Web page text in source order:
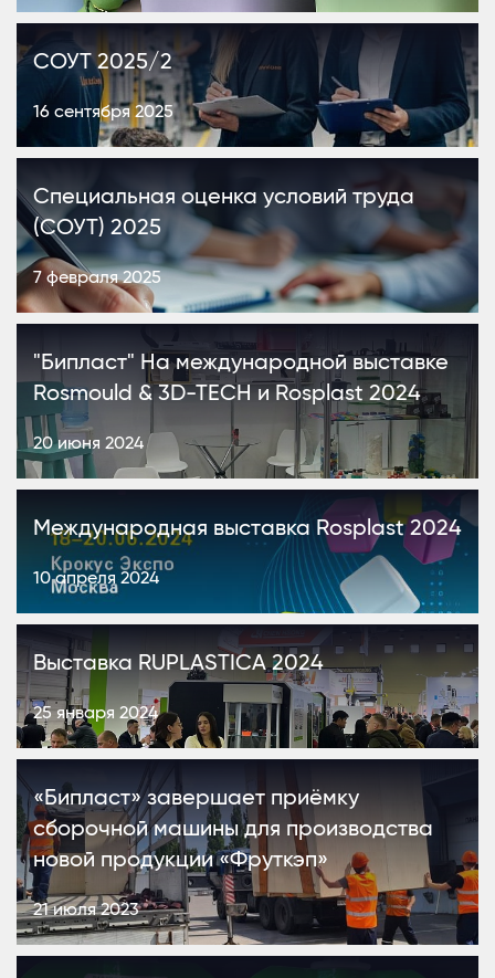
СОУТ 2025/2
16 сентября 2025
Специальная оценка условий труда
(СОУТ) 2025
7 февраля 2025
"Бипласт" На международной выставке
Rosmould & 3D-TECH и Rosplast 2024
20 июня 2024
Международная выставка Rosplast 2024
10 апреля 2024
Выставка RUPLASTICA 2024
25 января 2024
«Бипласт» завершает приёмку
сборочной машины для производства
новой продукции «Фруткэп»
21 июля 2023